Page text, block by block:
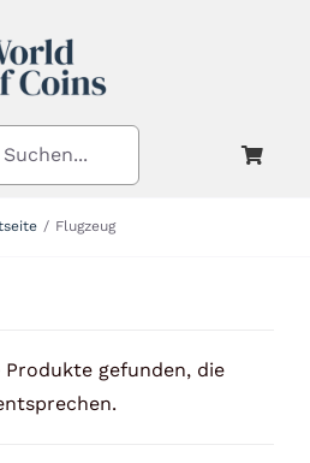
Flugzeug
Produkte gefunden, die